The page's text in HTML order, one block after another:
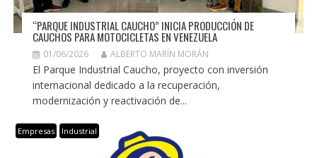
“PARQUE INDUSTRIAL CAUCHO” INICIA PRODUCCIÓN DE
CAUCHOS PARA MOTOCICLETAS EN VENEZUELA
01/06/2026 ALBERTO MARÍN MORÁN
El Parque Industrial Caucho, proyecto con inversión
internacional dedicado a la recuperación,
modernización y reactivación de...
Empresas Industrial